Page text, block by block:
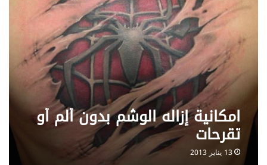
امكانية إزاله الوشم بدون ألم أو
تقرحات
13 يناير 2013